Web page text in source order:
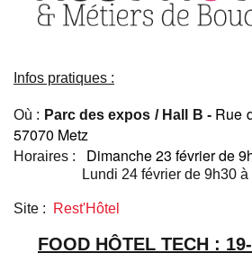
Infos pratiques :
Où : Parc des expos / Hall B - Rue
57070 Metz
Horaires : Dimanche 23 février de
Lundi 24 février de 9h30 à
Site : Rest'Hôtel
FOOD HÔTEL TECH :